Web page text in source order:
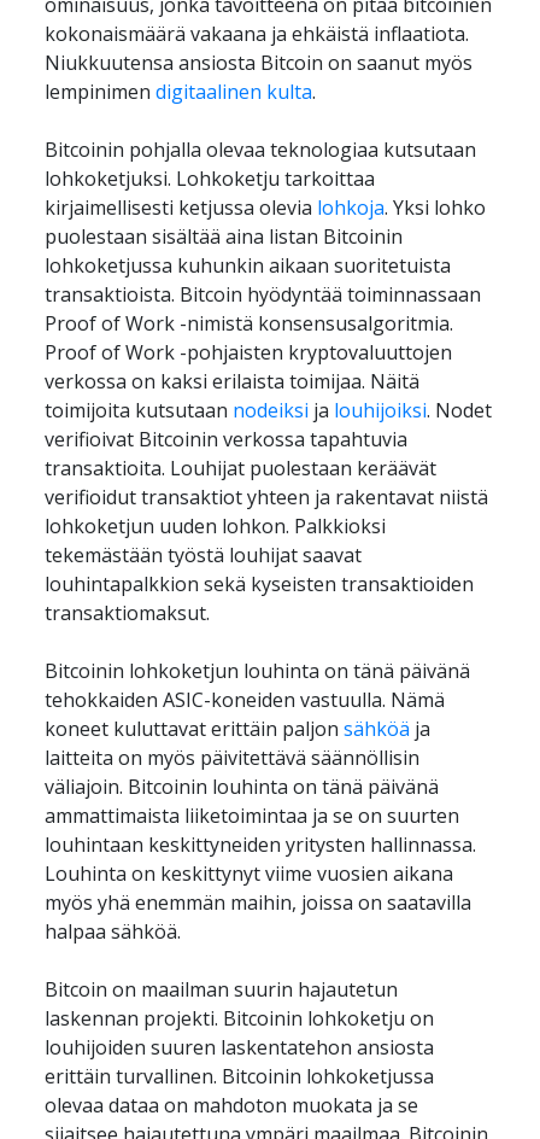
kokonaismäärä vakaana ja ehkäistä inflaatiota.
Niukkuutensa ansiosta Bitcoin on saanut myös
lempinimen digitaalinen kulta.
Bitcoinin pohjalla olevaa teknologiaa kutsutaan
lohkoketjuksi. Lohkoketju tarkoittaa
kirjaimellisesti ketjussa olevia lohkoja. Yksi lohko
puolestaan sisältää aina listan Bitcoinin
lohkoketjussa kuhunkin aikaan suoritetuista
transaktioista. Bitcoin hyödyntää toiminnassaan
Proof of Work -nimistä konsensusalgoritmia.
Proof of Work -pohjaisten kryptovaluuttojen
verkossa on kaksi erilaista toimijaa. Näitä
toimijoita kutsutaan nodeiksi ja louhijoiksi. Nodet
verifioivat Bitcoinin verkossa tapahtuvia
transaktioita. Louhijat puolestaan keräävät
verifioidut transaktiot yhteen ja rakentavat niistä
lohkoketjun uuden lohkon. Palkkioksi
tekemästään työstä louhijat saavat
louhintapalkkion sekä kyseisten transaktioiden
transaktiomaksut.
Bitcoinin lohkoketjun louhinta on tänä päivänä
tehokkaiden ASIC-koneiden vastuulla. Nämä
koneet kuluttavat erittäin paljon sähköä ja
laitteita on myös päivitettävä säännöllisin
väliajoin. Bitcoinin louhinta on tänä päivänä
ammattimaista liiketoimintaa ja se on suurten
louhintaan keskittyneiden yritysten hallinnassa.
Louhinta on keskittynyt viime vuosien aikana
myös yhä enemmän maihin, joissa on saatavilla
halpaa sähköä.
Bitcoin on maailman suurin hajautetun
laskennan projekti. Bitcoinin lohkoketju on
louhijoiden suuren laskentatehon ansiosta
erittäin turvallinen. Bitcoinin lohkoketjussa
olevaa dataa on mahdoton muokata ja se